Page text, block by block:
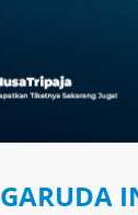
GARUDA